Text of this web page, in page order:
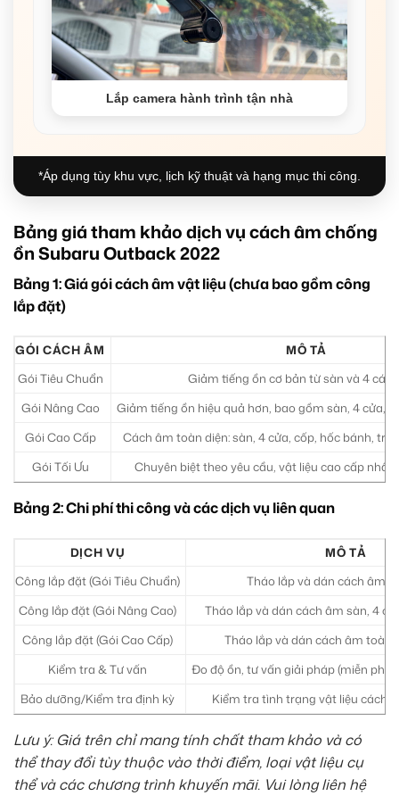
Lắp camera hành trình tận nhà
*Áp dụng tùy khu vực, lịch kỹ thuật và hạng mục thi công.
Bảng giá tham khảo dịch vụ cách âm chống
ồn Subaru Outback 2022
Bảng 1: Giá gói cách âm vật liệu (chưa bao gồm công
lắp đặt)
GÓI CÁCH ÂM
MÔ TẢ
Gói Tiêu Chuẩn
Giảm tiếng ồn cơ bản từ sàn và 4
Gói Nâng Cao
Giảm tiếng ồn hiệu quả hơn, bao gồm sàn, 4 cửa,
Gói Cao Cấp
Cách âm toàn diện: sàn, 4 cửa, cốp, hốc bánh,
Gói Tối Ưu
Chuyên biệt theo yêu cầu, vật liệu cao cấp
Bảng 2: Chi phí thi công và các dịch vụ liên quan
DỊCH VỤ
MÔ TẢ
Công lắp đặt (Gói Tiêu Chuẩn)
Tháo lắp và dán cách âm
Công lắp đặt (Gói Nâng Cao)
Tháo lắp và dán cách âm sàn, 4
Công lắp đặt (Gói Cao Cấp)
Tháo lắp và dán cách âm toàn
Kiểm tra & Tư vấn
Đo độ ồn, tư vấn giải pháp (miễn phí
Bảo dưỡng/Kiểm tra định kỳ
Kiểm tra tình trạng vật liệu cách
Lưu ý: Giá trên chỉ mang tính chất tham khảo và có
thể thay đổi tùy thuộc vào thời điểm, loại vật liệu cụ
thể và các chương trình khuyến mãi. Vui lòng liên hệ